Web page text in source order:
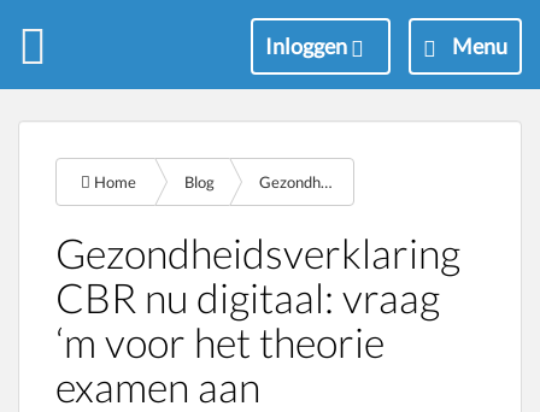
M
e
Menu
Inloggen
Home Blog Gezondheidsverklaring digitaal
Gezondheidsverklaring
CBR nu digitaal: vraag
‘m voor het theorie
examen aan